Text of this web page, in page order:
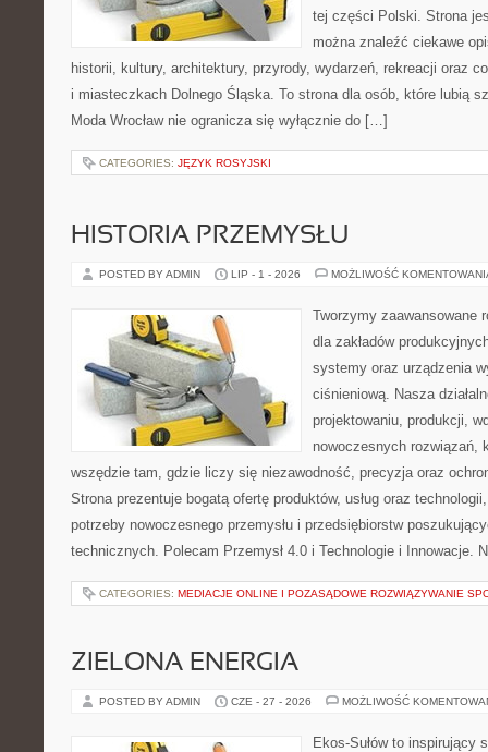
tej części Polski. Strona
można znaleźć ciekawe
historii, kultury, architektury, przyrody, wydarzeń, rekreacji oraz
i miasteczkach Dolnego Śląska. To strona dla osób, które lubią
Moda Wrocław nie ogranicza się wyłącznie do […]
CATEGORIES: JĘZYK ROSYJSKI
HISTORIA PRZEMYSŁU
POSTED BY ADMIN LIP - 1 - 2026 MOŻLIWOŚĆ
Tworzymy zaawansowane
dla zakładów
systemy oraz urządzenia
ciśnieniową. Nasza
projektowaniu, produkcji,
nowoczesnych rozwiązań,
wszędzie tam, gdzie liczy się niezawodność, precyzja oraz
Strona prezentuje bogatą ofertę produktów, usług oraz
potrzeby nowoczesnego przemysłu i przedsiębiorstw
technicznych. Polecam Przemysł 4.0 i Technologie i Innowacje.
CATEGORIES: MEDIACJE ONLINE I POZASĄDOWE ROZWIĄZYWANIE
ZIELONA ENERGIA
POSTED BY ADMIN CZE - 27 - 2026 MOŻLIWOŚĆ
Ekos-Sułów to inspirujący